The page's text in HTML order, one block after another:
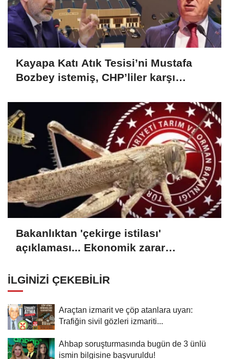
Kayapa Katı Atık Tesisi’ni Mustafa
Bozbey istemiş, CHP’liler karşı
Bakanlıktan 'çekirge istilası'
açıklaması... Ekonomik zarar
İLGINIZI ÇEKEBILIR
Araçtan izmarit ve çöp atanlara uyarı:
Trafiğin sivil gözleri izmariti...
Ahbap soruşturmasında bugün de 3 ünlü
ismin bilgisine başvuruldu!